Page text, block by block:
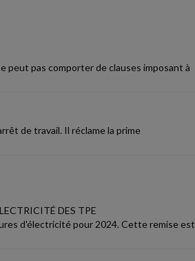
peut pas comporter de clauses imposant à
de travail. Il réclame la prime
DES TPE
d'électricité pour 2024. Cette remise est